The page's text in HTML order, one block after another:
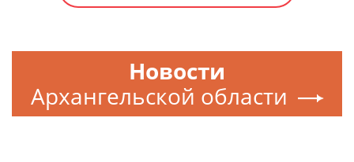
Новости
Архангельской области